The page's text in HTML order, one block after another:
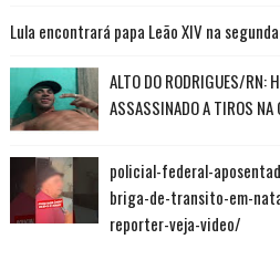
Lula encontrará papa Leão XIV na
ALTO DO RODRIGUES/RN:
ASSASSINADO A TIROS NA
policial-federal-
briga-de-transito-em-
reporter-veja-video/